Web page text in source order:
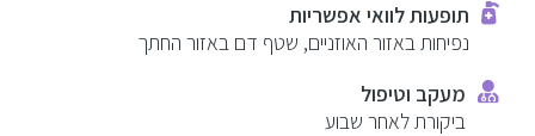
תופעות לוואי אפשריות
נפיחות באזור האוזניים, שטף דם באזור החתך
מעקב וטיפול
ביקורת לאחר שבוע